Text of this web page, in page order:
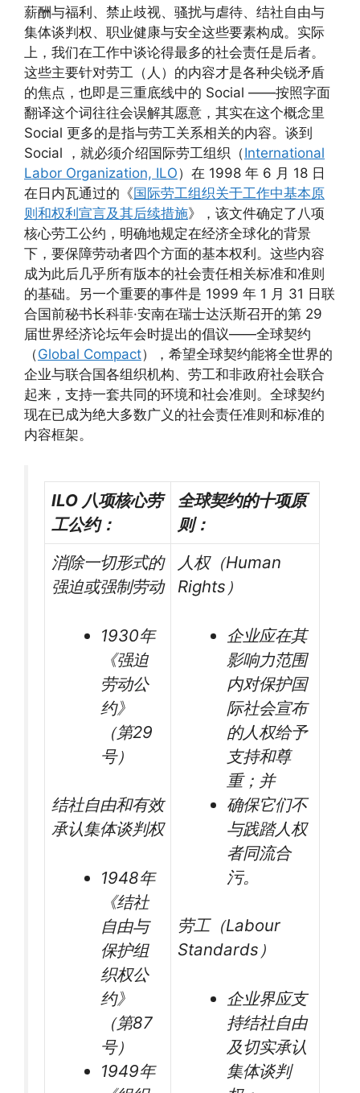
薪酬与福利、禁止歧视、骚扰与虐待、结社自由与
集体谈判权、职业健康与安全这些要素构成。实际
上，我们在工作中谈论得最多的社会责任是后者。
这些主要针对劳工（人）的内容才是各种尖锐矛盾
的焦点，也即是三重底线中的 Social ——按照字面
翻译这个词往往会误解其愿意，其实在这个概念里
Social 更多的是指与劳工关系相关的内容。谈到
Social ，就必须介绍国际劳工组织（International
Labor Organization, ILO）在 1998 年 6 月 18 日
在日内瓦通过的《国际劳工组织关于工作中基本原
则和权利宣言及其后续措施》，该文件确定了八项
核心劳工公约，明确地规定在经济全球化的背景
下，要保障劳动者四个方面的基本权利。这些内容
成为此后几乎所有版本的社会责任相关标准和准则
的基础。另一个重要的事件是 1999 年 1 月 31 日联
合国前秘书长科菲·安南在瑞士达沃斯召开的第 29
届世界经济论坛年会时提出的倡议——全球契约
（Global Compact），希望全球契约能将全世界的
企业与联合国各组织机构、劳工和非政府社会联合
起来，支持一套共同的环境和社会准则。全球契约
现在已成为绝大多数广义的社会责任准则和标准的
内容框架。
ILO 八项核心劳
工公约：
全球契约的十项原
则：
消除一切形式的
强迫或强制劳动
1930年
《强迫
劳动公
约》
（第29
号）
结社自由和有效
承认集体谈判权
1948年
《结社
自由与
保护组
织权公
约》
（第87
号）
1949年
人权（Human
Rights）
企业应在其
影响力范围
内对保护国
际社会宣布
的人权给予
支持和尊
重；并
确保它们不
与践踏人权
者同流合
污。
劳工（Labour
Standards）
企业界应支
持结社自由
及切实承认
集体谈判